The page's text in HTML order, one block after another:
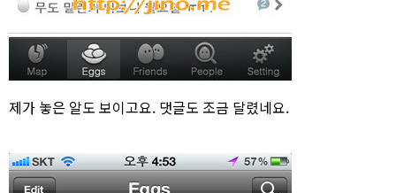
제가 놓은 알도 보이고요. 댓글도 조금 달렸네요.